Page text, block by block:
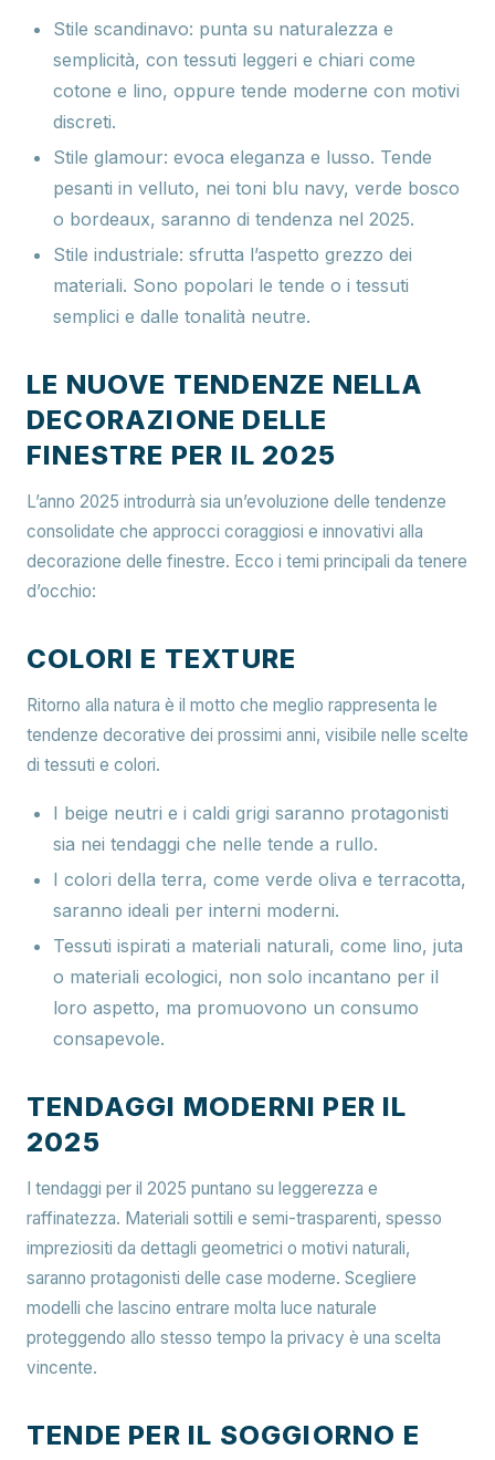
Stile scandinavo: punta su naturalezza e
semplicità, con tessuti leggeri e chiari come
cotone e lino, oppure tende moderne con motivi
discreti.
Stile glamour: evoca eleganza e lusso. Tende
pesanti in velluto, nei toni blu navy, verde bosco
o bordeaux, saranno di tendenza nel 2025.
Stile industriale: sfrutta l’aspetto grezzo dei
materiali. Sono popolari le tende o i tessuti
semplici e dalle tonalità neutre.
LE NUOVE TENDENZE NELLA
DECORAZIONE DELLE
FINESTRE PER IL 2025
L’anno 2025 introdurrà sia un’evoluzione delle tendenze
consolidate che approcci coraggiosi e innovativi alla
decorazione delle finestre. Ecco i temi principali da tenere
d’occhio:
COLORI E TEXTURE
Ritorno alla natura è il motto che meglio rappresenta le
tendenze decorative dei prossimi anni, visibile nelle scelte
di tessuti e colori.
I beige neutri e i caldi grigi saranno protagonisti
sia nei tendaggi che nelle tende a rullo.
I colori della terra, come verde oliva e terracotta,
saranno ideali per interni moderni.
Tessuti ispirati a materiali naturali, come lino, juta
o materiali ecologici, non solo incantano per il
loro aspetto, ma promuovono un consumo
consapevole.
TENDAGGI MODERNI PER IL
2025
I tendaggi per il 2025 puntano su leggerezza e
raffinatezza. Materiali sottili e semi-trasparenti, spesso
impreziositi da dettagli geometrici o motivi naturali,
saranno protagonisti delle case moderne. Scegliere
modelli che lascino entrare molta luce naturale
proteggendo allo stesso tempo la privacy è una scelta
vincente.
TENDE PER IL SOGGIORNO E